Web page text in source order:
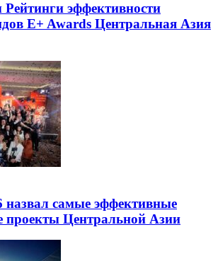
эффективности
E+ Awards Центральная Азия
назвал самые эффективные
проекты Центральной Азии